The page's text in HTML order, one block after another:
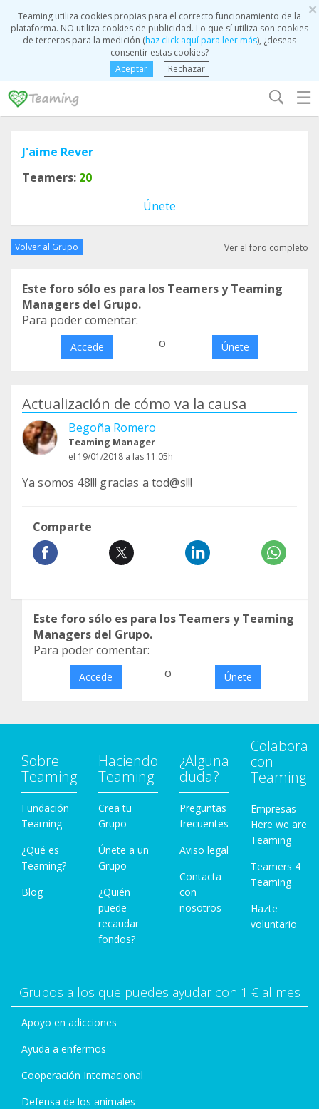
×
Teaming utiliza cookies propias para el correcto funcionamiento de la
plataforma. NO utiliza cookies de publicidad. Lo que sí utiliza son cookies
de terceros para la medición (haz click aquí para leer más), ¿deseas
consentir estas cookies?
Aceptar
Rechazar
☰
J'aime Rever
Teamers: 20
Únete
Volver al Grupo Ver el foro completo
Este foro sólo es para los Teamers y Teaming
Managers del Grupo.
Para poder comentar:
Accede o Únete
Actualización de cómo va la causa
Begoña Romero
Teaming Manager
el 19/01/2018 a las 11:05h
Ya somos 48!!! gracias a tod@s!!!
Comparte
Este foro sólo es para los Teamers y Teaming
Managers del Grupo.
Para poder comentar:
Accede o Únete
Sobre
Teaming
Fundación
Teaming
¿Qué es
Teaming?
Blog
Haciendo
Teaming
Crea tu
Grupo
Únete a un
Grupo
¿Quién
puede
recaudar
fondos?
¿Alguna
duda?
Preguntas
frecuentes
Aviso legal
Contacta
con
nosotros
Colabora
con
Teaming
Empresas
Here we are
Teaming
Teamers 4
Teaming
Hazte
voluntario
Grupos a los que puedes ayudar con 1 € al mes
Apoyo en adicciones
Ayuda a enfermos
Cooperación Internacional
Defensa de los animales